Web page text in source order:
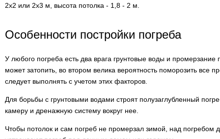
2х2 или 2х3 м, высота потолка - 1,8 - 2 м.
Особенности постройки погреба
У любого погреба есть два врага грунтовые воды и промерзание
может затопить, во втором велика вероятность поморозить все
следует выполнять с учетом этих факторов.
Для борьбы с грунтовыми водами строят полузаглубленный
камеру и дренажную систему вокруг нее.
Чтобы потолок и сам погреб не промерзал зимой, над погребом